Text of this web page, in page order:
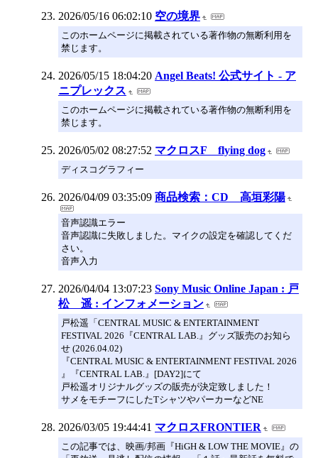
2026/05/16 06:02:10 空の境界
このホームページに掲載されている著作物の無断利用を
禁じます。
2026/05/15 18:04:20 Angel Beats! 公式サイト - ア
ニプレックス
このホームページに掲載されている著作物の無断利用を
禁じます。
2026/05/02 08:27:52 マクロスF flying dog
ディスコグラフィー
2026/04/09 03:35:09 商品検索：CD 高垣彩陽
音声認識エラー
音声認識に失敗しました。マイクの設定を確認してくだ
さい。
音声入力
2026/04/04 13:07:23 Sony Music Online Japan : 戸
松 遥 : インフォメーション
戸松遥「CENTRAL MUSIC & ENTERTAINMENT
FESTIVAL 2026『CENTRAL LAB.』グッズ販売のお知ら
せ (2026.04.02)
『CENTRAL MUSIC & ENTERTAINMENT FESTIVAL 2026
』『CENTRAL LAB.』[DAY2]にて
戸松遥オリジナルグッズの販売が決定致しました！
サメをモチーフにしたTシャツやパーカーなどNE
2026/03/05 19:44:41 マクロスFRONTIER
この記事では、映画/邦画『HiGH & LOW THE MOVIE』の